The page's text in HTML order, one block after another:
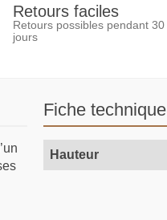
Retours faciles
Retours possibles pendant 30
jours
Fiche technique
Hauteur